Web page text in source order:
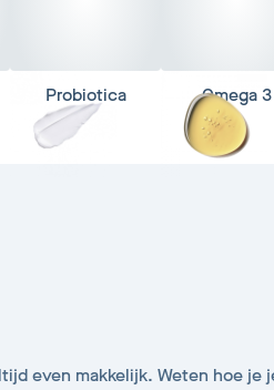
Probiotica Omega 3
even makkelijk. Weten hoe